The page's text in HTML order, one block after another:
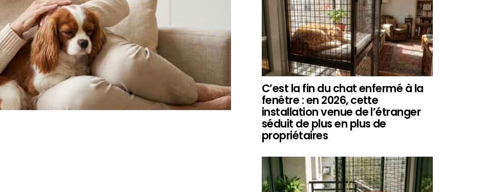
C’est la fin du chat enfermé à la
fenêtre : en 2026, cette
installation venue de l’étranger
séduit de plus en plus de
propriétaires